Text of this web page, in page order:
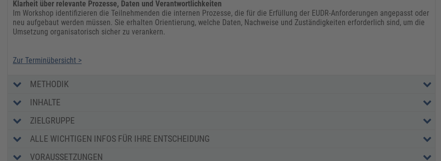
Klarheit über relevante Prozesse, Daten und Verantwortlichkeiten
Im Workshop identifizieren die Teilnehmenden die internen Prozesse, die für die Erfüllung der EUDR-Anforderungen angepasst oder
neu aufgebaut werden müssen. Sie erhalten Orientierung, welche Daten, Nachweise und Zuständigkeiten erforderlich sind, um die
Umsetzung organisatorisch sicher zu verankern.
Zur Terminübersicht >
METHODIK
INHALTE
ZIELGRUPPE
ALLE WICHTIGEN INFOS FÜR IHRE ENTSCHEIDUNG
VORAUSSETZUNGEN